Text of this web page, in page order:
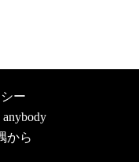
ー
から